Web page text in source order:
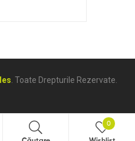
. Toate Drepturile Rezervate.
0